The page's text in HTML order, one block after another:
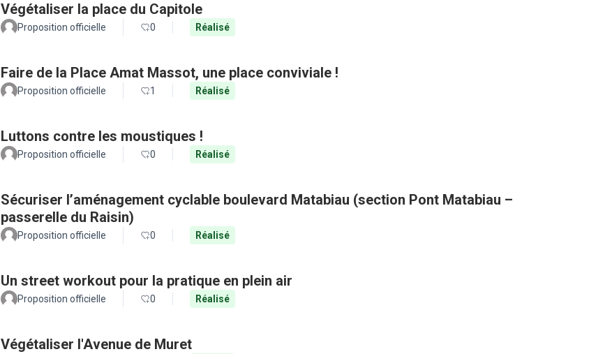
Végétaliser la place du Capitole
Proposition officielle 0 Réalisé
Faire de la Place Amat Massot, une place conviviale !
Proposition officielle 1 Réalisé
Luttons contre les moustiques !
Proposition officielle 0 Réalisé
Sécuriser l’aménagement cyclable boulevard Matabiau (section Pont Matabiau –
passerelle du Raisin)
Proposition officielle 0 Réalisé
Un street workout pour la pratique en plein air
Proposition officielle 0 Réalisé
Végétaliser l'Avenue de Muret